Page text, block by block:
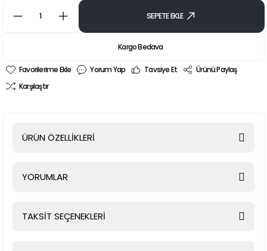
SEPETE EKLE
Kargo Bedava
Yorum Yap Tavsiye Et
Ürünü Paylaş
Karşılaştır
ÜRÜN ÖZELLİKLERİ
YORUMLAR
TAKSİT SEÇENEKLERİ